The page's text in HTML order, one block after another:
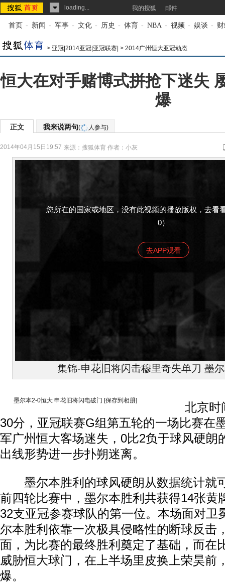
loading... 我的搜狐 邮件
首页 - 新闻 - 军事 - 文化 - 历史 - 体育 - NBA - 视频 - 娱谈 -
> 亚冠|2014亚冠|亚冠联赛| > 2014广州恒大亚冠动态
恒大在对手赌博式拼抢下迷失
爆
正文 我来说两句( 人参与)
2014年04月15日19:57 来源： 搜狐体育 作者：小灰
您所在的国家或地区，没有此视频的播放版权，去看
0）
去APP观看
集锦-申花旧将闪击穆里奇失单刀 墨
墨尔本2-0恒大 申花旧将闪电破门 [保存到相册]
北京时
30分，亚冠联赛G组第五轮的一场比赛在
军广州恒大客场迷失，0比2负于球风硬朗
出线形势进一步扑朔迷离。
墨尔本胜利的球风硬朗从数据统计就
前四轮比赛中，墨尔本胜利共获得14张黄
32支亚冠参赛球队的第一位。本场面对卫
尔本胜利依靠一次极具侵略性的断球反击
面，为比赛的最终胜利奠定了基础，而在
威胁恒大球门，在上半场里皮换上荣昊前
爆。